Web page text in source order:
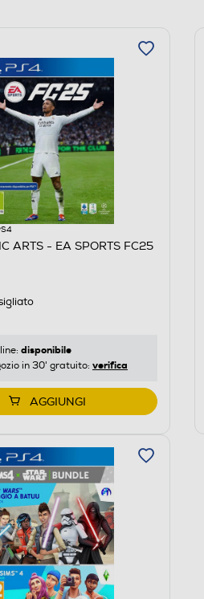
ARTS - EA SPORTS FC25
disponibile
in 30' gratuito: verifica
AGGIUNGI